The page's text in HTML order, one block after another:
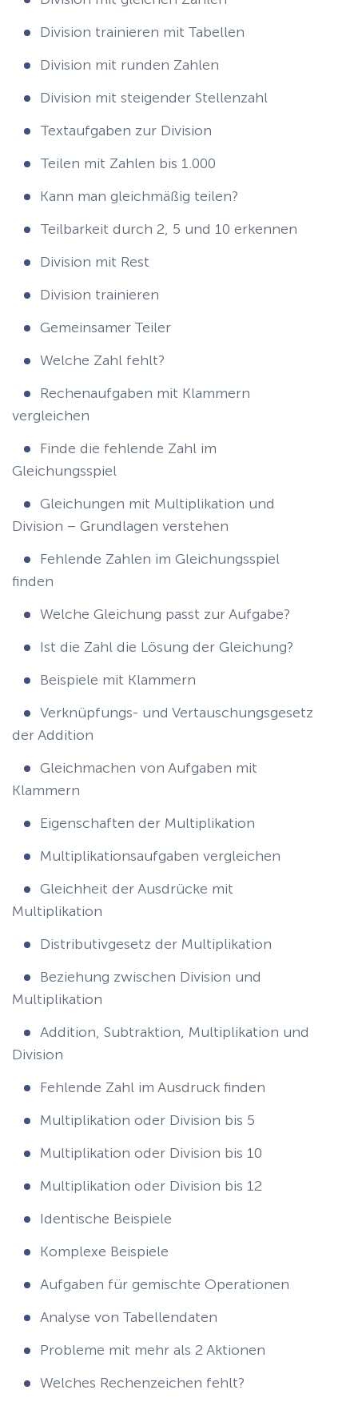
Division trainieren mit Tabellen
Division mit runden Zahlen
Division mit steigender Stellenzahl
Textaufgaben zur Division
Teilen mit Zahlen bis 1.000
Kann man gleichmäßig teilen?
Teilbarkeit durch 2, 5 und 10 erkennen
Division mit Rest
Division trainieren
Gemeinsamer Teiler
Welche Zahl fehlt?
Rechenaufgaben mit Klammern
vergleichen
Finde die fehlende Zahl im
Gleichungsspiel
Gleichungen mit Multiplikation und
Division – Grundlagen verstehen
Fehlende Zahlen im Gleichungsspiel
finden
Welche Gleichung passt zur Aufgabe?
Ist die Zahl die Lösung der Gleichung?
Beispiele mit Klammern
Verknüpfungs- und Vertauschungsgesetz
der Addition
Gleichmachen von Aufgaben mit
Klammern
Eigenschaften der Multiplikation
Multiplikationsaufgaben vergleichen
Gleichheit der Ausdrücke mit
Multiplikation
Distributivgesetz der Multiplikation
Beziehung zwischen Division und
Multiplikation
Addition, Subtraktion, Multiplikation und
Division
Fehlende Zahl im Ausdruck finden
Multiplikation oder Division bis 5
Multiplikation oder Division bis 10
Multiplikation oder Division bis 12
Identische Beispiele
Komplexe Beispiele
Aufgaben für gemischte Operationen
Analyse von Tabellendaten
Probleme mit mehr als 2 Aktionen
Welches Rechenzeichen fehlt?